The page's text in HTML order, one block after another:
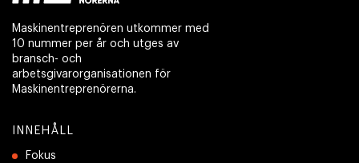
Maskinentreprenören utkommer med
10 nummer per år och utges av
bransch- och
arbetsgivarorganisationen för
Maskinentreprenörerna.
INNEHÅLL
Fokus